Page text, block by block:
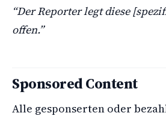
“Der Reporter legt diese
offen.”
Sponsored Content
Alle gesponserten oder